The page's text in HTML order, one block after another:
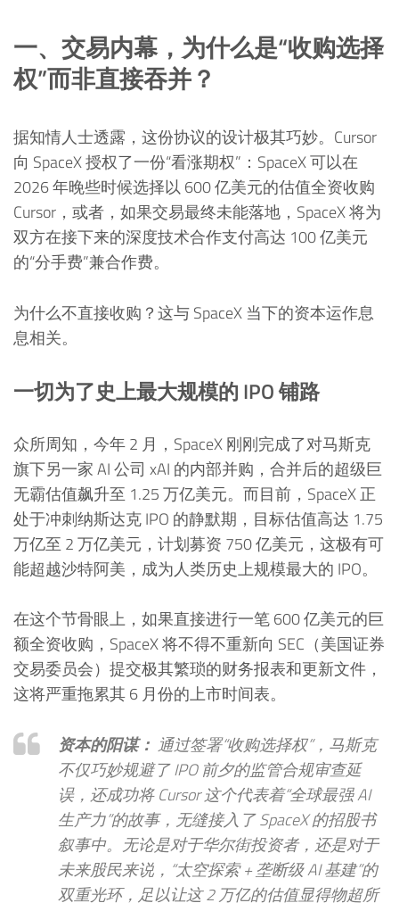
一、交易内幕，为什么是“收购选择
权”而非直接吞并？
据知情人士透露，这份协议的设计极其巧妙。Cursor
向 SpaceX 授权了一份“看涨期权”：SpaceX 可以在
2026 年晚些时候选择以 600 亿美元的估值全资收购
Cursor，或者，如果交易最终未能落地，SpaceX 将为
双方在接下来的深度技术合作支付高达 100 亿美元
的“分手费”兼合作费。
为什么不直接收购？这与 SpaceX 当下的资本运作息
息相关。
一切为了史上最大规模的 IPO 铺路
众所周知，今年 2 月，SpaceX 刚刚完成了对马斯克
旗下另一家 AI 公司 xAI 的内部并购，合并后的超级巨
无霸估值飙升至 1.25 万亿美元。而目前，SpaceX 正
处于冲刺纳斯达克 IPO 的静默期，目标估值高达 1.75
万亿至 2 万亿美元，计划募资 750 亿美元，这极有可
能超越沙特阿美，成为人类历史上规模最大的 IPO。
在这个节骨眼上，如果直接进行一笔 600 亿美元的巨
额全资收购，SpaceX 将不得不重新向 SEC（美国证券
交易委员会）提交极其繁琐的财务报表和更新文件，
这将严重拖累其 6 月份的上市时间表。
资本的阳谋： 通过签署“收购选择权”，马斯克
不仅巧妙规避了 IPO 前夕的监管合规审查延
误，还成功将 Cursor 这个代表着“全球最强 AI
生产力”的故事，无缝接入了 SpaceX 的招股书
叙事中。无论是对于华尔街投资者，还是对于
未来股民来说，“太空探索 + 垄断级 AI 基建”的
双重光环，足以让这 2 万亿的估值显得物超所